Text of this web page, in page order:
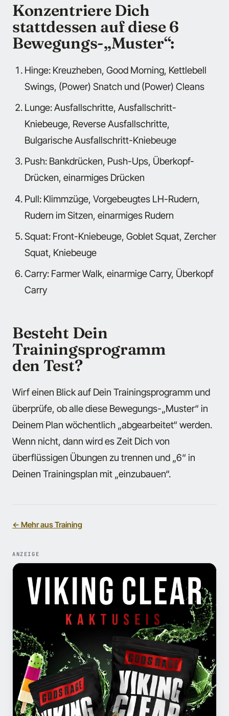
Konzentriere Dich
stattdessen auf diese 6
Bewegungs-„Muster“:
Hinge: Kreuzheben, Good Morning, Kettlebell
Swings, (Power) Snatch und (Power) Cleans
Lunge: Ausfallschritte, Ausfallschritt-
Kniebeuge, Reverse Ausfallschritte,
Bulgarische Ausfallschritt-Kniebeuge
Push: Bankdrücken, Push-Ups, Überkopf-
Drücken, einarmiges Drücken
Pull: Klimmzüge, Vorgebeugtes LH-Rudern,
Rudern im Sitzen, einarmiges Rudern
Squat: Front-Kniebeuge, Goblet Squat, Zercher
Squat, Kniebeuge
Carry: Farmer Walk, einarmige Carry, Überkopf
Carry
Besteht Dein
Trainingsprogramm
den Test?
Wirf einen Blick auf Dein Trainingsprogramm und
überprüfe, ob alle diese Bewegungs-„Muster“ in
Deinem Plan wöchentlich „abgearbeitet“ werden.
Wenn nicht, dann wird es Zeit Dich von
überflüssigen Übungen zu trennen und „6“ in
Deinen Trainingsplan mit „einzubauen“.
← Mehr aus Training
ANZEIGE